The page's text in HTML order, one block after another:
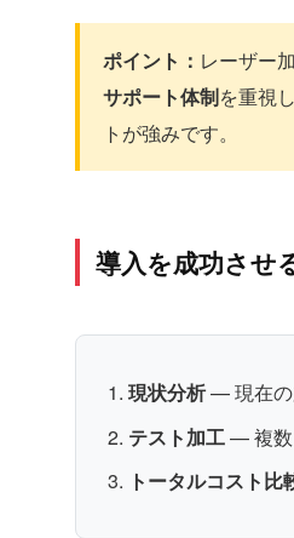
ポイント： レーザー
サポート体制を重視
トが強みです。
導入を成功させ
現状分析— 現在の
テスト加工— 複数
トータルコスト比